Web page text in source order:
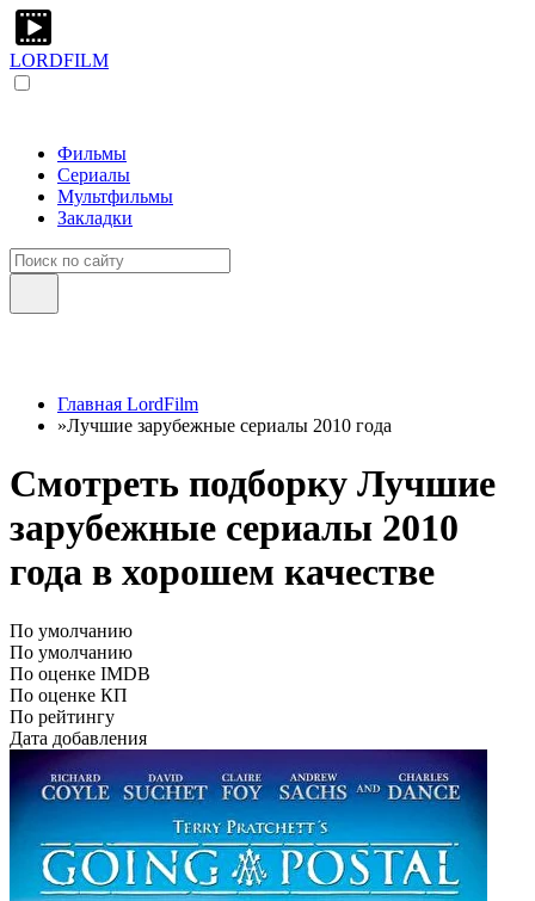
LORDFILM
Фильмы
Сериалы
Мультфильмы
Закладки
Главная LordFilm
»Лучшие зарубежные сериалы 2010 года
Смотреть подборку Лучшие
зарубежные сериалы 2010
года в хорошем качестве
По умолчанию
По умолчанию
По оценке IMDB
По оценке КП
По рейтингу
Дата добавления